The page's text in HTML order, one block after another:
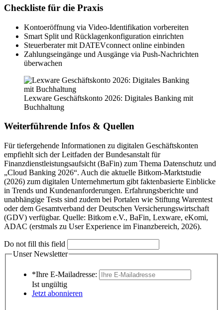
Checkliste für die Praxis
Kontoeröffnung via Video-Identifikation vorbereiten
Smart Split und Rücklagenkonfiguration einrichten
Steuerberater mit DATEVconnect online einbinden
Zahlungseingänge und Ausgänge via Push-Nachrichten
überwachen
Lexware Geschäftskonto 2026: Digitales Banking mit
Buchhaltung
Weiterführende Infos & Quellen
Für tiefergehende Informationen zu digitalen Geschäftskonten
empfiehlt sich der Leitfaden der Bundesanstalt für
Finanzdienstleistungsaufsicht (BaFin) zum Thema Datenschutz und
„Cloud Banking 2026“. Auch die aktuelle Bitkom-Marktstudie
(2026) zum digitalen Unternehmertum gibt faktenbasierte Einblicke
in Trends und Kundenanforderungen. Erfahrungsberichte und
unabhängige Tests sind zudem bei Portalen wie Stiftung Warentest
oder dem Gesamtverband der Deutschen Versicherungswirtschaft
(GDV) verfügbar. Quelle: Bitkom e.V., BaFin, Lexware, eKomi,
ADAC (erstmals zu User Experience im Finanzbereich, 2026).
Do not fill this field
Unser Newsletter
*Ihre E-Mailadresse:
Ist ungültig
Jetzt abonnieren